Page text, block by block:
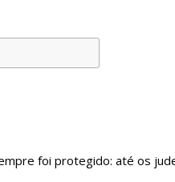
foi protegido: até os